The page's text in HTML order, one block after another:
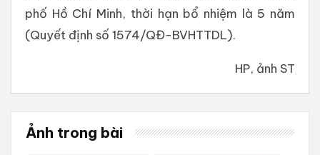
phố Hồ Chí Minh, thời hạn bổ nhiệm là 5 năm
(Quyết định số 1574/QĐ-BVHTTDL).
HP, ảnh ST
Ảnh trong bài